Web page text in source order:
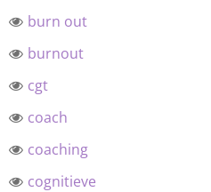
burn out
burnout
cgt
coach
coaching
cognitieve